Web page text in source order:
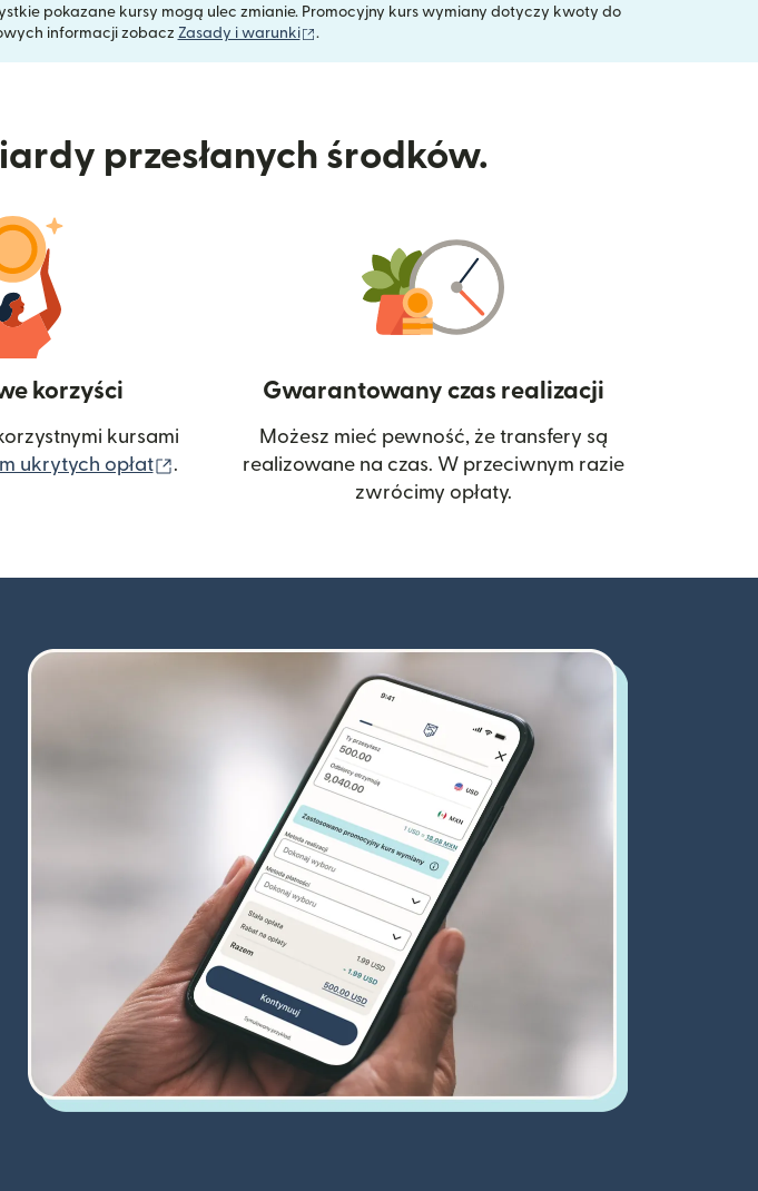
pokazane kursy mogą ulec zmianie. Promocyjny kurs wymiany dotyczy kwoty do
informacji zobacz Zasady i warunki (otwiera się w nowym oknie)
.
przesłanych środków.
korzyści
kursami
ukrytych opłat (otwiera się w nowym oknie)
.
Gwarantowany czas realizacji
Możesz mieć pewność, że transfery są
realizowane na czas. W przeciwnym razie
zwrócimy opłaty.
oknie)
oknie)